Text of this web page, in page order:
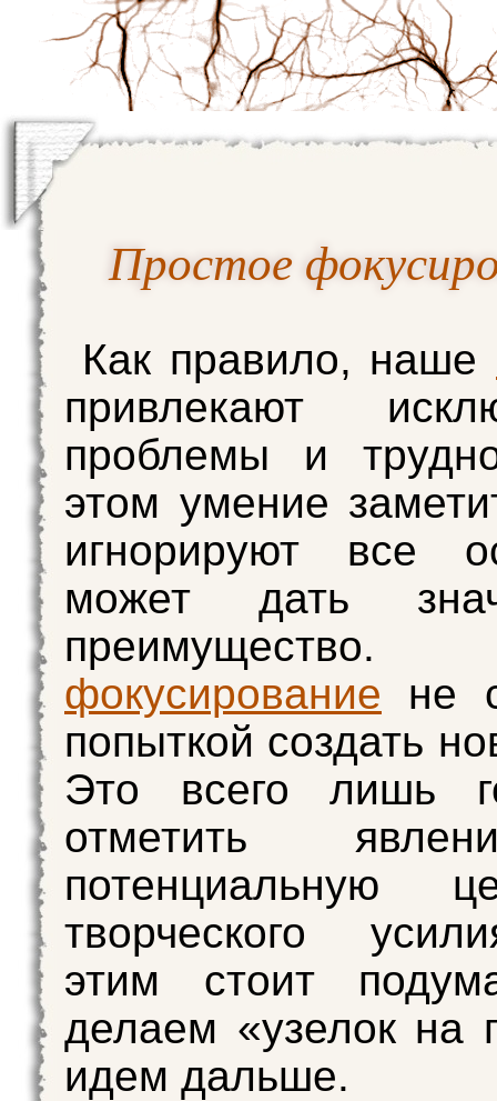
Простое
Как правило, наше
привлекают
проблемы и
этом умение
игнорируют все
может дать
преимущество.
фокусирование не
попыткой создать
Это всего лишь
отметить
потенциальную
творческого
этим стоит
делаем «узелок на
идем дальше.